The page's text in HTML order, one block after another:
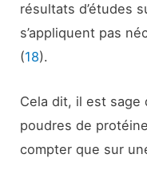
résultats d’études
s’appliquent pas
(18).
Cela dit, il est sage
poudres de
compter que sur